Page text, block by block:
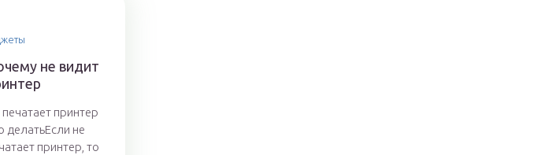
не видит
принтер
делатьЕсли не
принтер, то